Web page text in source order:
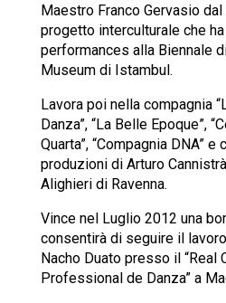
Maestro Franco Gervasio dal
progetto interculturale che
performances alla Biennale
Museum di Istambul.
Lavora poi nella compagnia
Danza”, “La Belle Epoque”,
Quarta”, “Compagnia DNA”
produzioni di Arturo
Alighieri di Ravenna.
Vince nel Luglio 2012 una
consentirà di seguire il
Nacho Duato presso il “Real
Professional de Danza” a